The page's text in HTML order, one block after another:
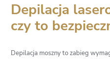
Depilacja
czy to
Depilacja moszny to zabieg